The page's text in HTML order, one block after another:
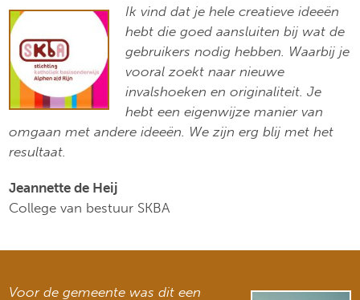
Ik vind dat je hele creatieve ideeën
hebt die goed aansluiten bij wat de
gebruikers nodig hebben. Waarbij je
vooral zoekt naar nieuwe
invalshoeken en originaliteit. Je
hebt een eigenwijze manier van
omgaan met andere ideeën. We zijn erg blij met het
resultaat.
Jeannette de Heij
College van bestuur SKBA
Voor de gemeente was dit een